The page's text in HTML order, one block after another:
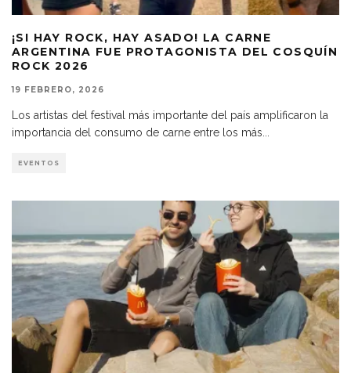
¡SI HAY ROCK, HAY ASADO! LA CARNE
ARGENTINA FUE PROTAGONISTA DEL COSQUÍN
ROCK 2026
19 FEBRERO, 2026
Los artistas del festival más importante del país amplificaron la
importancia del consumo de carne entre los más...
EVENTOS